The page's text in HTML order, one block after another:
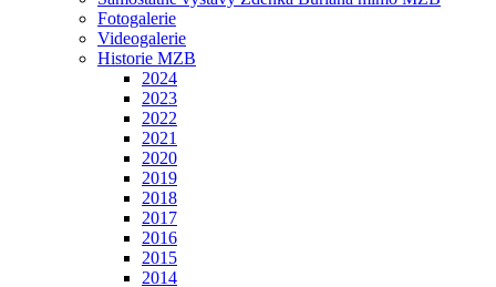
Fotogalerie
Videogalerie
Historie MZB
2024
2023
2022
2021
2020
2019
2018
2017
2016
2015
2014